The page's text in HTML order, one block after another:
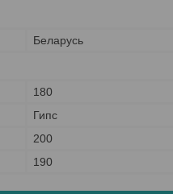
Беларусь
180
Гипс
200
190